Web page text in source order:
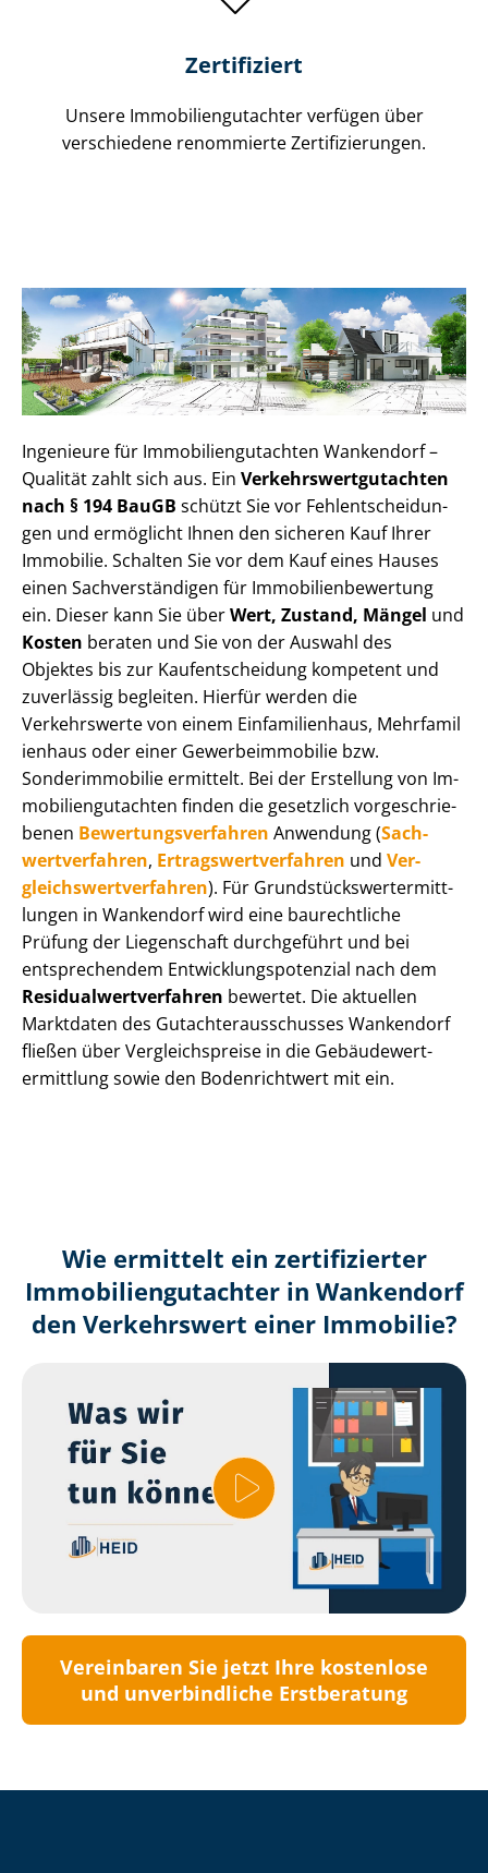
Zertifiziert
Unsere Immobilien­gutachter verfügen über
verschiedene renommierte Zer­ti­fi­zie­run­gen.
Ingenieure für Im­mo­bi­li­en­gut­ach­ten Wankendorf –
Qualität zahlt sich aus. Ein Ver­kehrs­wert­gut­ach­ten
nach § 194 BauGB schützt Sie vor Fehl­ent­schei­dun­
gen und ermöglicht Ihnen den sicheren Kauf Ihrer
Immobilie. Schalten Sie vor dem Kauf eines Hauses
einen Sach­ver­stän­di­gen für Im­mo­bi­li­en­be­wer­tung
ein. Dieser kann Sie überWert, Zustand, Mängel und
Kosten beraten und Sie von der Auswahl des
Objektes bis zur Kauf­ent­schei­dung kompetent und
zuverlässig begleiten. Hierfür werden die
Verkehrswerte von einem Einfamilienhaus, Mehr­fa­mi­l
i­en­haus oder einer Ge­wer­be­im­mo­bi­lie bzw.
Sonderimmobilie ermittelt. Bei der Erstellung von Im­
mo­bi­li­en­gut­ach­ten finden die gesetzlich vor­ge­schrie­
be­nen Be­wer­tungs­ver­fah­ren Anwendung (Sach­
wert­ver­fah­ren, Er­trags­wert­ver­fah­ren und Ver­
gleichs­wert­ver­fah­ren). Für Grund­stücks­wert­ermitt­
lun­gen in Wankendorf wird eine baurechtliche
Prüfung der Liegenschaft durchgeführt und bei
entsprechendem Ent­wick­lungs­po­ten­zi­al nach dem
Re­si­du­al­wert­ver­fah­ren bewertet. Die aktuellen
Marktdaten des Gut­ach­ter­aus­schus­ses Wankendorf
fließen über Ver­gleichs­prei­se in die Ge­bäu­de­wert­
ermitt­lung sowie den Bodenrichtwert mit ein.
Wie ermittelt ein zertifizierter
Immobilien­gutachter in Wankendorf
den Verkehrswert einer Immobilie?
Vereinbaren Sie jetzt Ihre kostenlose
und unverbindliche Erstberatung